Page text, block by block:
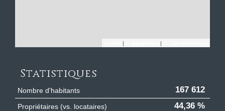
| |
Statistiques
Nombre d'habitants 167 612
Propriétaires (vs. locataires) 44,36 %